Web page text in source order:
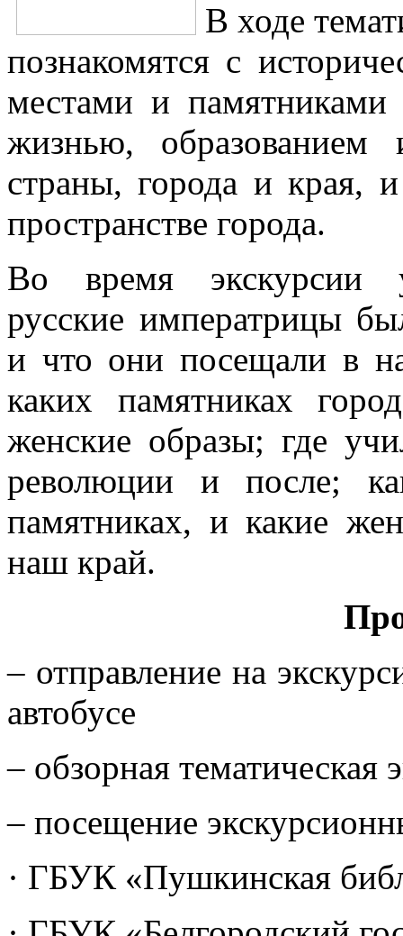
В ходе
познакомятся с
местами и памятниками
жизнью,
страны, города и края,
пространстве города.
Во время экскурсии
русские императрицы
и что они посещали в
каких памятниках
женские образы; где
революции и после;
памятниках, и какие
наш край.
– отправление на
автобусе
– обзорная тематическая
– посещение
· ГБУК «Пушкинская